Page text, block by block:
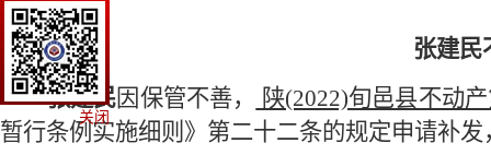
张建民
张建民因保管不善， 陕(2022)旬邑县不动
暂行条例实施细则》第二十二条的规定申请补
关闭